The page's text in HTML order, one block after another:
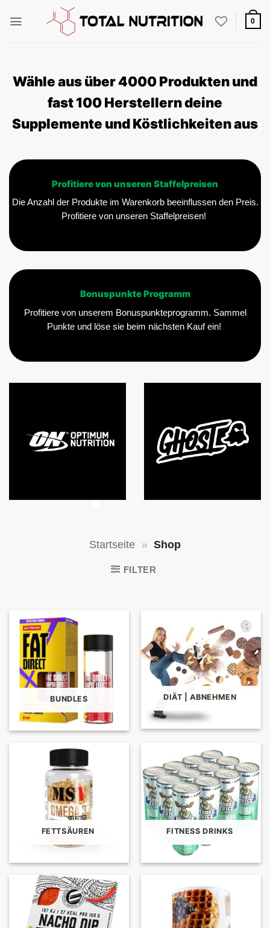
Inhalt
0
Wähle aus über 4000 Produkten und
fast 100 Herstellern deine
Supplemente und Köstlichkeiten aus
Profitiere von unseren Staffelpreisen
Die Anzahl der Produkte im Warenkorb beeinflussen den Preis.
Profitiere von unseren Staffelpreisen!
Bonuspunkte Programm
Profitiere von unserem Bonuspunkteprogramm. Sammel
Punkte und löse sie beim nächsten Kauf ein!
Startseite » Shop
FILTER
BUNDLES DIÄT | ABNEHMEN
FETTSÄUREN FITNESS DRINKS